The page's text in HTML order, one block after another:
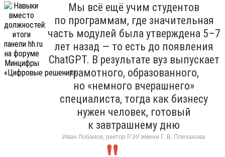
Мы всё ещё учим студентов
по программам, где значительная
часть модулей была утверждена 5–7
лет назад — то есть до появления
ChatGPT. В результате вуз выпускает
грамотного, образованного,
но «немного вчерашнего»
специалиста, тогда как бизнесу
нужен человек, готовый
к завтрашнему дню
Иван Лобанов, ректор РЭУ имени Г. В. Плеханова